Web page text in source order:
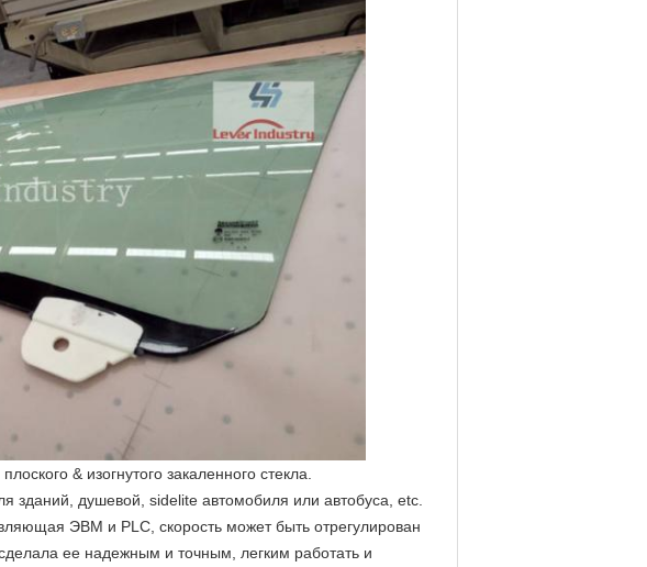
& изогнутого закаленного стекла.
зданий, душевой, sidelite автомобиля или автобуса, etc.
ЭВМ и PLC, скорость может быть отрегулирован
ее надежным и точным, легким работать и